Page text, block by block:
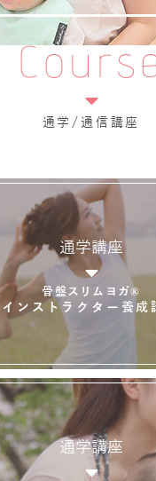
通学/通信講座
通学講座
骨盤スリムヨガ®
インストラクター養成
通学講座